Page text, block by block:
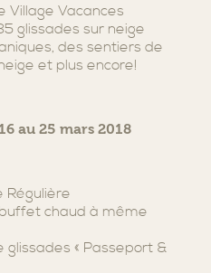
Village Vacances
glissades sur neige
des sentiers de
et plus encore!
au 25 mars 2018
Régulière
chaud à même
« Passeport &